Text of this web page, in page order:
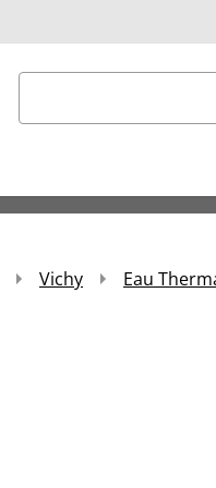
Haku
Vichy Eau